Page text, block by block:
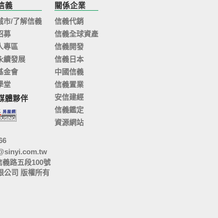
義
市/了解信義
募
專區
續發展
金會
堂
體夥伴
關係企業
信義代銷
信義全球資產
信義開發
信義日本
中國信義
信義置業
安信建經
信義鑑定
資源網站
義路五段100號
公司 版權所有